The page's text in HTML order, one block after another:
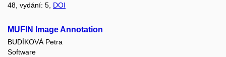
48, vydání: 5, DOI
MUFIN Image Annotation
BUDÍKOVÁ Petra
Software